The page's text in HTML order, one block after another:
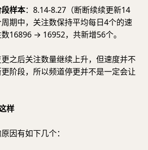
样本：8.14-8.27（断断续续更新14
期中，关注数保持平均每日4个的速
16896 → 16952，共新增56个。
之后关注数量继续上升，但速度并不
阶段，所以频道停更并不是一定会让
样
因有如下几个：